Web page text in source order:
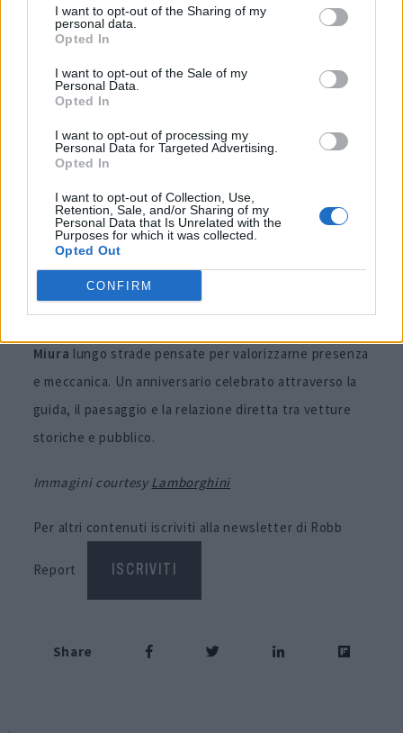
I want to opt-out of the Sharing of my
personal data.
Opted In
I want to opt-out of the Sale of my
Personal Data.
Opted In
I want to opt-out of processing my
Personal Data for Targeted Advertising.
Opted In
I want to opt-out of Collection, Use,
Retention, Sale, and/or Sharing of my
Personal Data that Is Unrelated with the
Purposes for which it was collected.
Opted Out
CONFIRM
2026riguarda il lavoro di certificazione svolto dal
Polo Storico Lamborghini
delle ventiMiurapartecipanti risultava già certificata,
mentre molte delle altre hanno avviato il processo di
autenticazione in occasione del rientro in Italia.
Giuliano Cassataro , Head of After Sales di
PoloStoricoparta dagli archivi, prosegua
attraverso certificazione e restauro e arrivi fino alla
strada, dove le vetture continuano a essere guidate e
mantenute attive attraverso esperienze dedicate. Il
Miura lungo strade pensate per valorizzarne presenza
e meccanica. Un anniversario celebrato attraverso la
guida, il paesaggio e la relazione diretta tra vetture
storiche e pubblico.
Immagini courtesy Lamborghini
Per altri contenuti iscriviti alla newsletter di Robb
Report ISCRIVITI
Share